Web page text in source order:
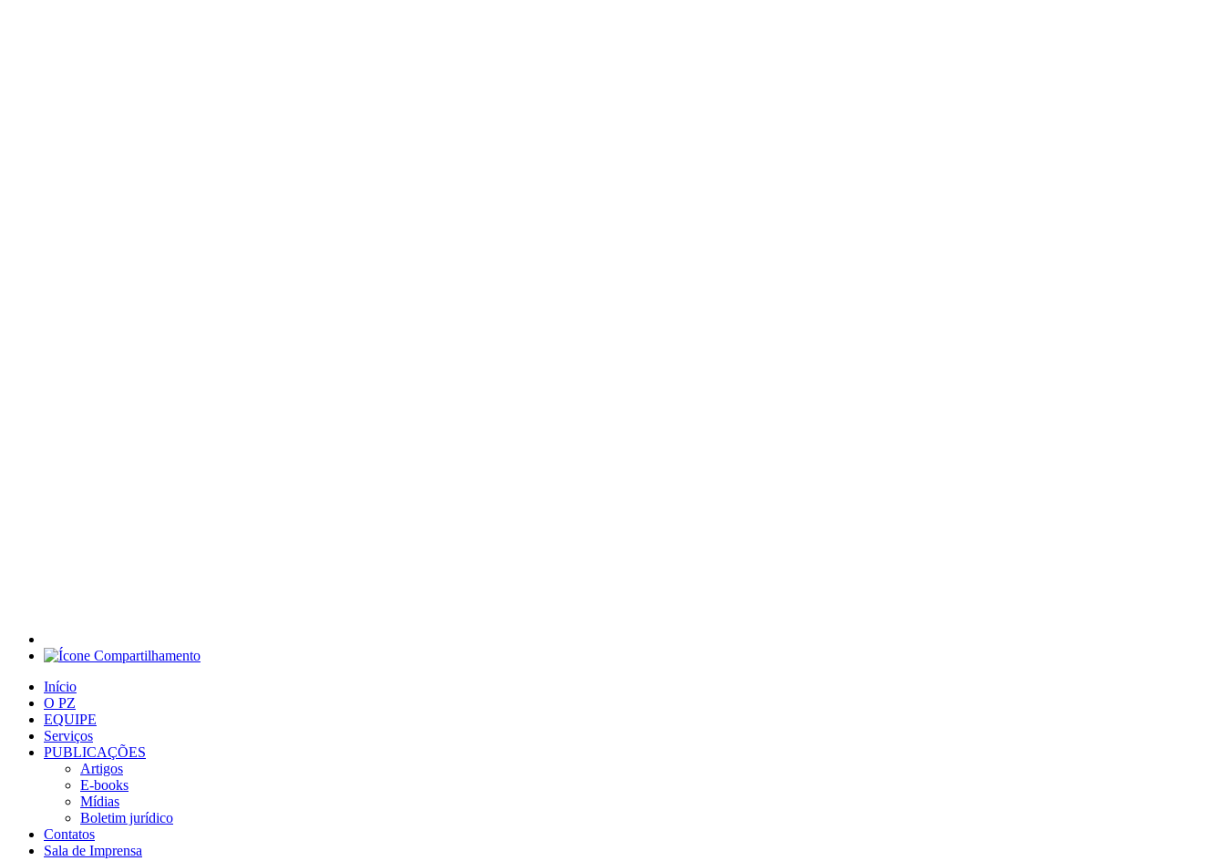
Início
O PZ
EQUIPE
Serviços
PUBLICAÇÕES
Artigos
E-books
Mídias
Boletim jurídico
Contatos
Sala de Imprensa